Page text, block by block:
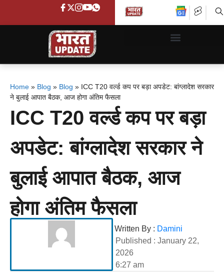
Home » Blog » Blog » ICC T20 वर्ल्ड कप पर बड़ा अपडेट: बांग्लादेश सरकार
ने बुलाई आपात बैठक, आज होगा अंतिम फैसला
ICC T20 वर्ल्ड कप पर बड़ा
अपडेट: बांग्लादेश सरकार ने
बुलाई आपात बैठक, आज
होगा अंतिम फैसला
Written By : Damini
Published : January 22,
2026
6:27 am